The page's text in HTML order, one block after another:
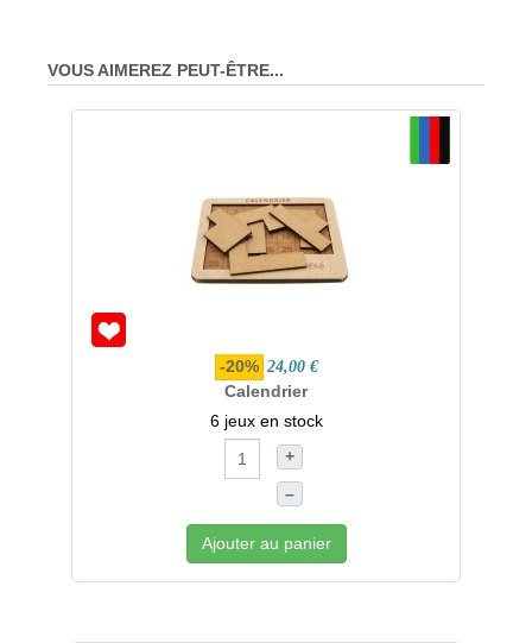
VOUS AIMEREZ PEUT-ÊTRE...
-20% 24,00 €
Calendrier
6 jeux en stock
+
–
Ajouter au panier